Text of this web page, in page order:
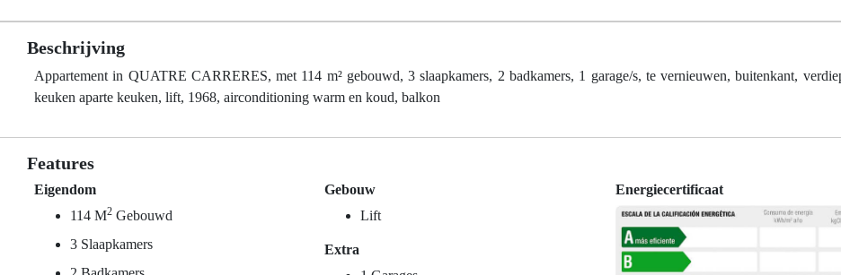
Beschrijving
Appartement in QUATRE CARRERES, met 114 m² gebouwd, 3 slaapkamers, 2 badkamers, 1 garage/s, te vernieuwen, buitenkant,
keuken aparte keuken, lift, 1968, airconditioning warm en koud, balkon
Features
Eigendom
114 M2 Gebouwd
3 Slaapkamers
Gebouw
Lift
Extra
Energiecertificaat